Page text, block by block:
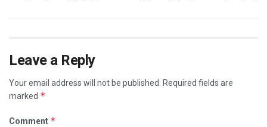
Leave a Reply
Your email address will not be published.
Required fields are
marked *
Comment *